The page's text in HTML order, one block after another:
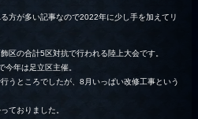
方が多い記事なので2022年に少し手を加えてリ
区の合計5区対抗で行われる陸上大会です。
今年は足立区主催。
うところでしたが、8月いっぱい改修工事という
ておりました。